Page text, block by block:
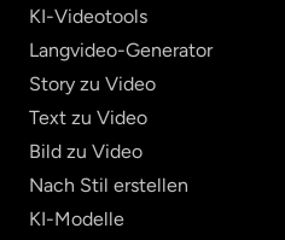
KI-Videotools
Langvideo-Generator
Story zu Video
Text zu Video
Bild zu Video
Nach Stil erstellen
KI-Modelle